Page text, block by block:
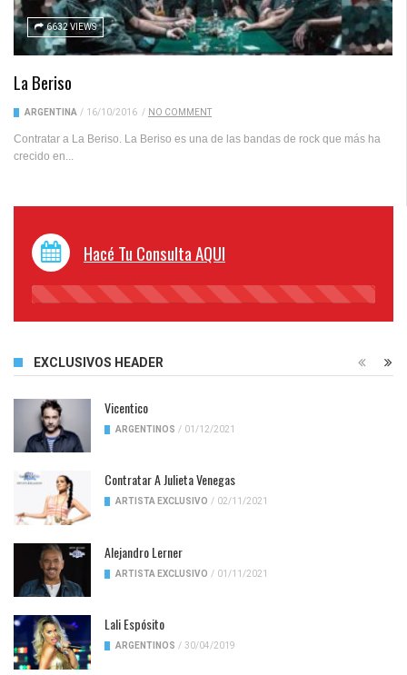
6632 VIEWS
La Beriso
ARGENTINA / 16/10/2016 / NO COMMENT
Contratar a La Beriso. La Beriso es una de las bandas de rock que más ha
crecido en...
Hacé Tu Consulta AQUI
45%
EXCLUSIVOS HEADER
Vicentico
ARGENTINOS / 01/12/2021
Contratar A Julieta Venegas
ARTISTA EXCLUSIVO / 02/11/2021
Alejandro Lerner
ARTISTA EXCLUSIVO / 01/11/2021
Lali Espósito
ARGENTINOS / 30/04/2019